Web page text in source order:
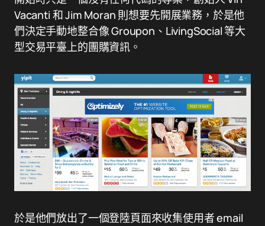
Vacanti 和 Jim Moran 則想要先開展業務，於是他
們決定手動地整合像 Groupon、LivingSocial 等大
型交易平臺上的團購資訊。
於是他們放出了一個登陸頁面來收集使用者 email